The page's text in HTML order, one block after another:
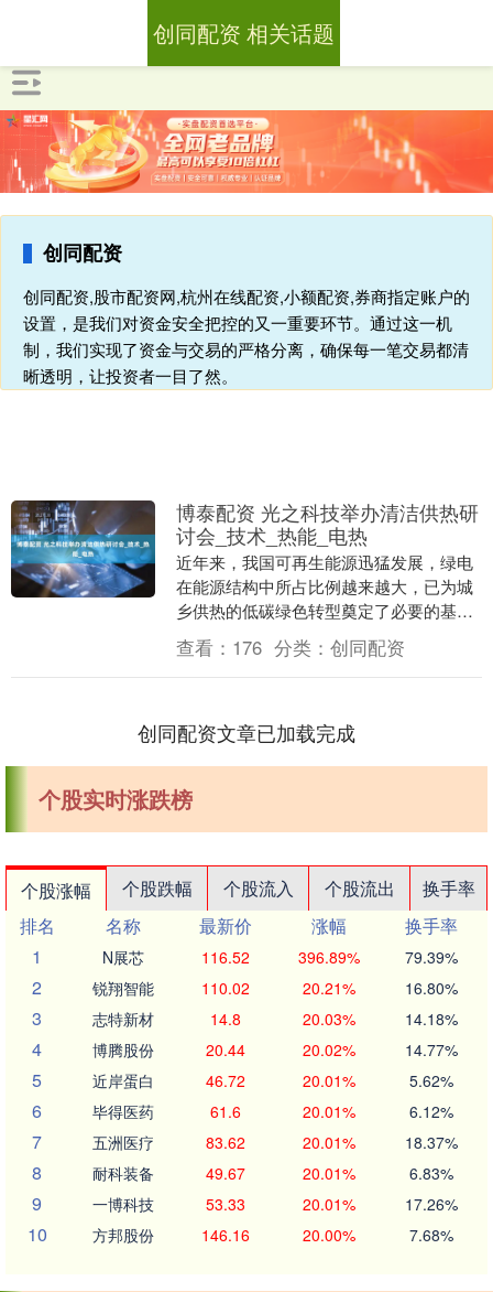
创同配资
创同配资,股市配资网,杭州在线配资,小额配资,券商指定账户的
设置，是我们对资金安全把控的又一重要环节。通过这一机
制，我们实现了资金与交易的严格分离，确保每一笔交易都清
晰透明，让投资者一目了然。
创同配资 相关话题
博泰配资 光之科技举办清洁供热研
讨会_技术_热能_电热
近年来，我国可再生能源迅猛发展，绿电
在能源结构中所占比例越来越大，已为城
乡供热的低碳绿色转型奠定了必要的基
础，为研制清洁供热技术的发展方向，光
之科技公司举办了研....
查看： 176 分类： 创同配资
创同配资文章已加载完成
个股实时涨跌榜
个股涨幅 个股跌幅 个股流入 个股流出
换手率
排名
名称 最新价 涨幅
换手率
1
N展芯 116.52 396.89% 79.39%
2 锐翔智能 110.02 20.21% 16.80%
3 志特新材 14.8 20.03% 14.18%
4 博腾股份 20.44 20.02% 14.77%
5 近岸蛋白 46.72 20.01% 5.62%
6 毕得医药 61.6 20.01% 6.12%
7 五洲医疗 83.62 20.01% 18.37%
8 耐科装备 49.67 20.01% 6.83%
9 一博科技 53.33 20.01% 17.26%
10 方邦股份 146.16 20.00% 7.68%